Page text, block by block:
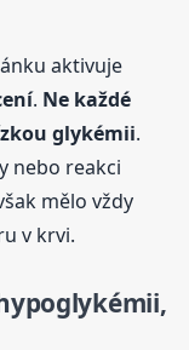
aktivuje
. Ne každé
glykémii.
nebo reakci
mělo vždy
v krvi.